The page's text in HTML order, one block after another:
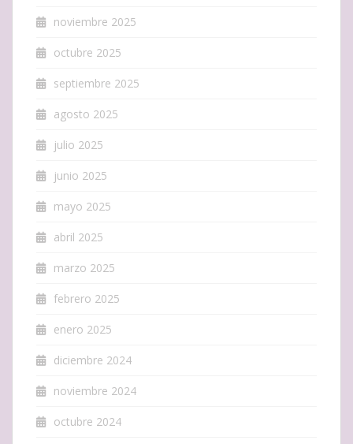
noviembre 2025
octubre 2025
septiembre 2025
agosto 2025
julio 2025
junio 2025
mayo 2025
abril 2025
marzo 2025
febrero 2025
enero 2025
diciembre 2024
noviembre 2024
octubre 2024